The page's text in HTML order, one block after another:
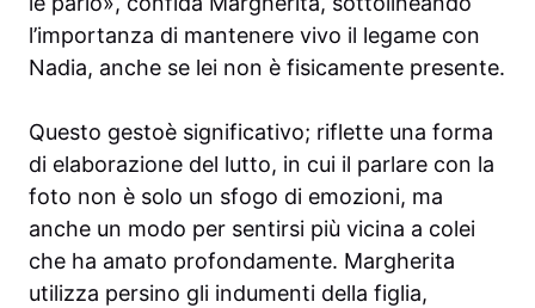
l’importanza di mantenere vivo il legame con
Nadia, anche se lei non è fisicamente presente.
Questo gestoè significativo; riflette una forma
di elaborazione del lutto, in cui il parlare con la
foto non è solo un sfogo di emozioni, ma
anche un modo per sentirsi più vicina a colei
che ha amato profondamente. Margherita
utilizza persino gli indumenti della figlia,